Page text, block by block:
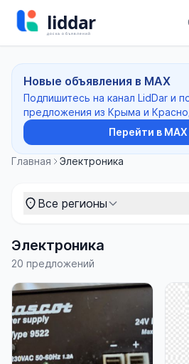
Новые объявления в MAX
Подпишитесь на канал LidDar и
предложения из Крыма и
Перейти в MAX
Главная Электроника
Все регионы
Электроника
20 предложений